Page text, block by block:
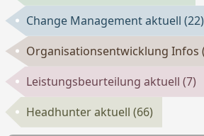
Change Management aktuell(22)
Organisationsentwicklung Infos
Leistungsbeurteilung aktuell(7)
Headhunter aktuell(66)